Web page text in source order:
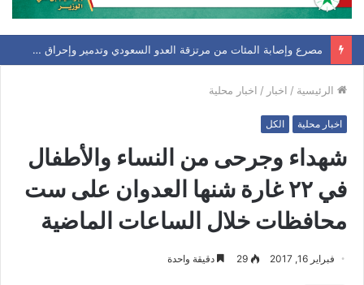
الرئيسية / اخبار / اخبار محلية
اخبار محلية الكل
شهداء وجرحى من النساء والأطفال
في ٢٢ غارة شنها العدوان على ست
محافظات خلال الساعات الماضية
فبراير 16, 2017 29 دقيقة واحدة